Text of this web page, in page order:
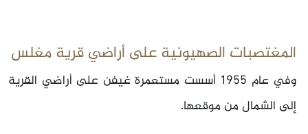
المغتصبات الصهيونية على أراضي قرية مغلس
وفي عام 1955 أسست مستعمرة غيفن على أراضي القرية
إلى الشمال من موقعها.